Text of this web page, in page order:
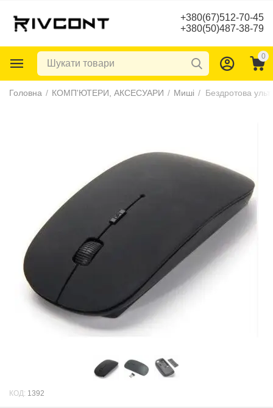
+380(67)512-70-45
+380(50)487-38-79
0
Головна / КОМП'ЮТЕРИ, АКСЕСУАРИ / Миші /
КОД: 1392